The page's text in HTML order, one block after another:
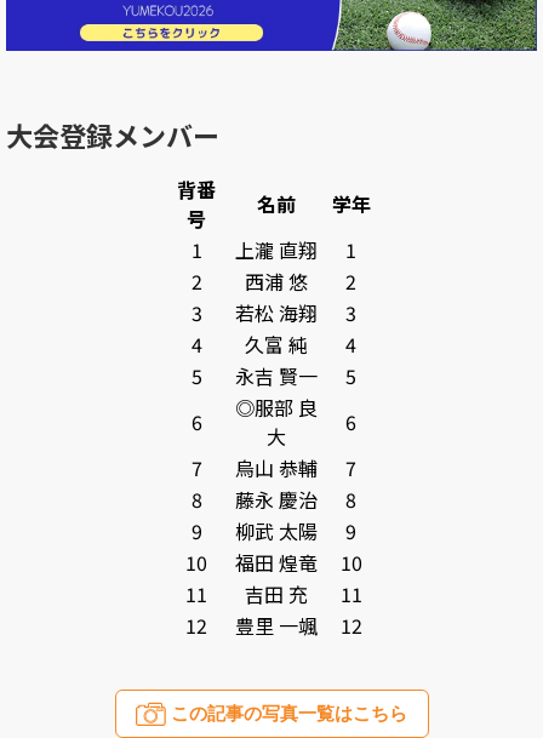
大会登録メンバー
背番
号
名前
学年
1
上瀧 直翔
1
2
西浦 悠
2
3
若松 海翔
3
4
久富 純
4
5
永吉 賢一
5
6
◎服部 良
大
6
7
烏山 恭輔
7
8
藤永 慶治
8
9
柳武 太陽
9
10
福田 煌竜
10
11
吉田 充
11
12
豊里 一颯 12
この記事の写真一覧はこちら